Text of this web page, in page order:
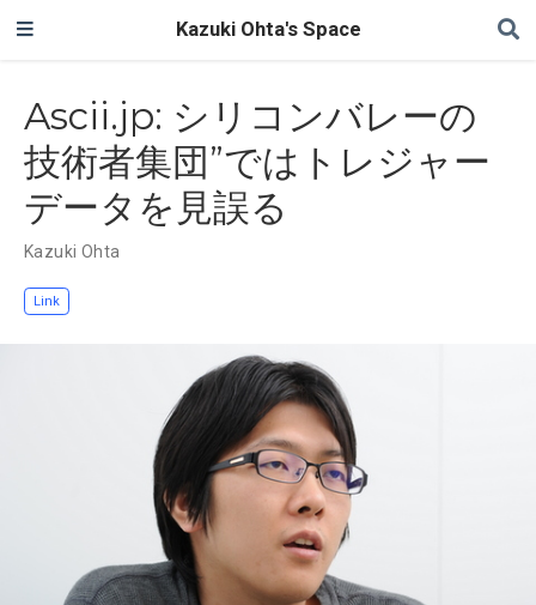
Kazuki Ohta's Space
Ascii.jp: シリコンバレーの
技術者集団”ではトレジャー
データを見誤る
Kazuki Ohta
Link